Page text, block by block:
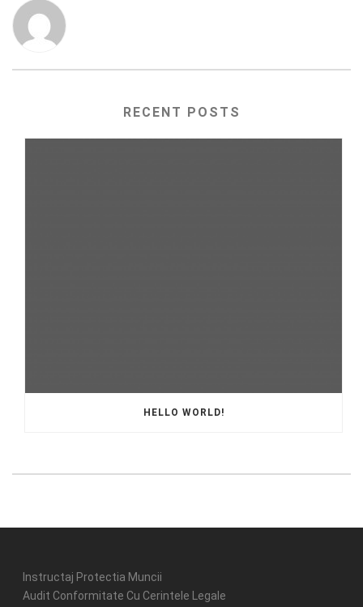
RECENT POSTS
HELLO WORLD!
Instructaj Protectia Muncii
Audit Conformitate Cu Cerintele Legale